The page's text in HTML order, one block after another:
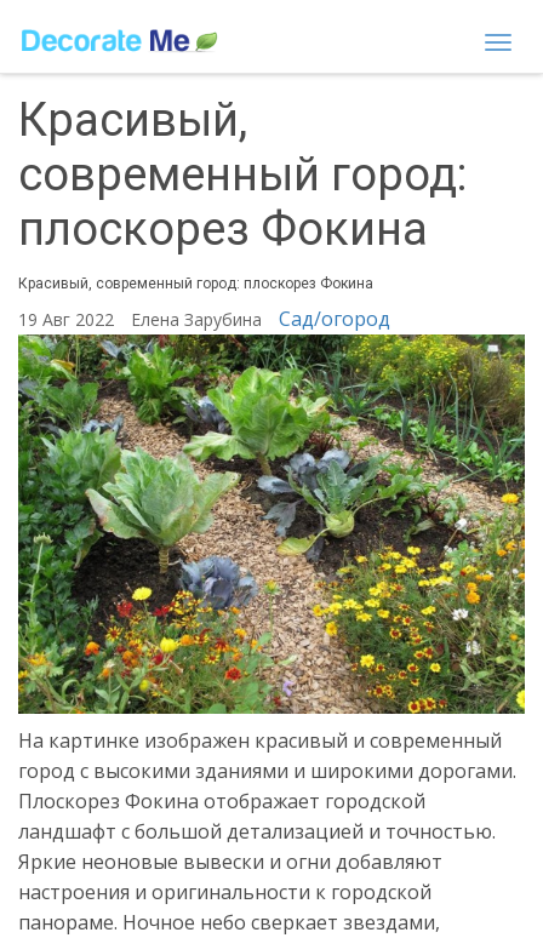
Красивый,
современный город:
плоскорез Фокина
Красивый, современный город: плоскорез Фокина
19 Авг 2022 Елена Зарубина Сад/огород
На картинке изображен красивый и современный
город с высокими зданиями и широкими дорогами.
Плоскорез Фокина отображает городской
ландшафт с большой детализацией и точностью.
Яркие неоновые вывески и огни добавляют
настроения и оригинальности к городской
панораме. Ночное небо сверкает звездами,